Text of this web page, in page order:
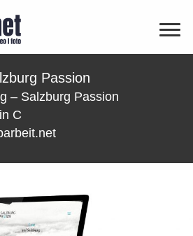
Passion
– Salzburg Passion
C